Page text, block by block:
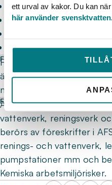
ett urval av kakor. Du kan
här använder
Ergonomi
Räddningsplan
Upphissning och
FÖRDJUPA DINA
För dig som vill fördjupa
är Slutet utrymme &
nästa steg.
FÖR VEM PASSAR
Alla som arbetar i slutna
vattenverk, reningsverk
berörs av föreskrifter i
renings- och vattenverk,
pumpstationer mm och
Kemiska arbetsmiljörisker.